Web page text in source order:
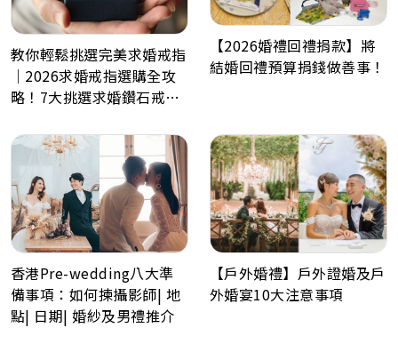
教你輕鬆挑選完美求婚戒指
｜2026求婚戒指選購全攻
略！7大挑選求婚鑽石戒指
【2026婚禮回禮捐款】將
結婚回禮預算捐錢做善事！
香港Pre-wedding八大準
備事項：如何揀攝影師| 地
點| 日期| 婚紗及男禮推介
【戶外婚禮】戶外證婚及戶
外婚宴10大注意事項